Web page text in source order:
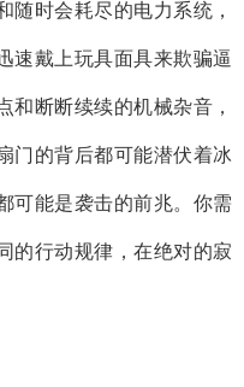
随时会耗尽的电力系统，
速戴上玩具面具来欺骗逼
和断断续续的机械杂音，
门的背后都可能潜伏着冰
可能是袭击的前兆。你需
的行动规律，在绝对的寂